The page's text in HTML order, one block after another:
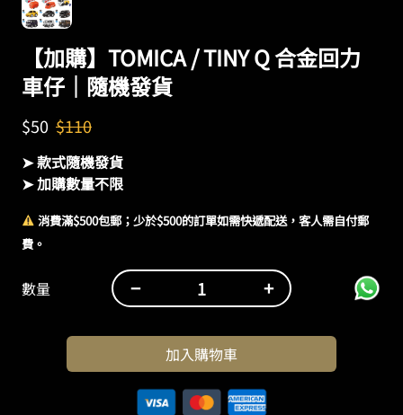
【加購】TOMICA / TINY Q 合金回力
車仔｜隨機發貨
$50 $110
➤ 款式隨機發貨
➤ 加購數量不限
消費滿$500包郵；少於$500的訂單如需快遞配送，客人需自付郵
費。
【加
TOMICA
數量 − +
加入購物車